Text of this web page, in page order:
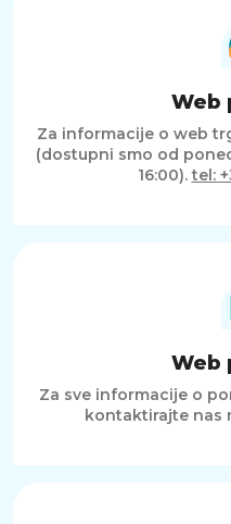
Web
Za informacije o web
(dostupni smo od
16:00).tel:
Web
Za sve informacije o
kontaktirajte nas